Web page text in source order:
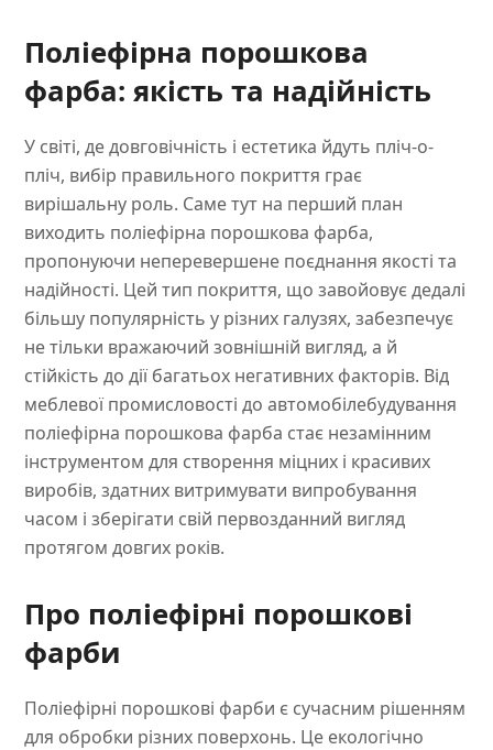
Поліефірна порошкова
фарба: якість та надійність
У світі, де довговічність і естетика йдуть пліч-о-
пліч, вибір правильного покриття грає
вирішальну роль. Саме тут на перший план
виходить поліефірна порошкова фарба,
пропонуючи неперевершене поєднання якості та
надійності. Цей тип покриття, що завойовує дедалі
більшу популярність у різних галузях, забезпечує
не тільки вражаючий зовнішній вигляд, а й
стійкість до дії багатьох негативних факторів. Від
меблевої промисловості до автомобілебудування
поліефірна порошкова фарба стає незамінним
інструментом для створення міцних і красивих
виробів, здатних витримувати випробування
часом і зберігати свій первозданний вигляд
протягом довгих років.
Про поліефірні порошкові
фарби
Поліефірні порошкові фарби є сучасним рішенням
для обробки різних поверхонь. Це екологічно